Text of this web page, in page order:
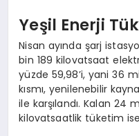
Yeşil Enerji
Nisan ayında şarj
bin 189 kilovatsaat
yüzde 59,98’i, yani 36
kısmı, yenilenebilir
ile karşılandı. Kalan 24
kilovatsaatlik tüketim